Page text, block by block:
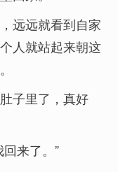
远远就看到自家
人就站起来朝这
子里了，真好
来了。”